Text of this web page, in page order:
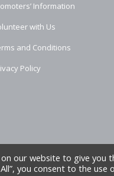
Information
with Us
and Conditions
Policy
Denbighshire Leisure Ltd
on our website to give you
All”, you consent to the